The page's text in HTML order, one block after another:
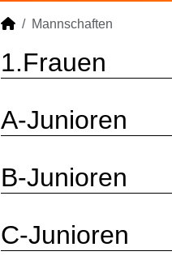
Mannschaften
1.Frauen
A-Junioren
B-Junioren
C-Junioren